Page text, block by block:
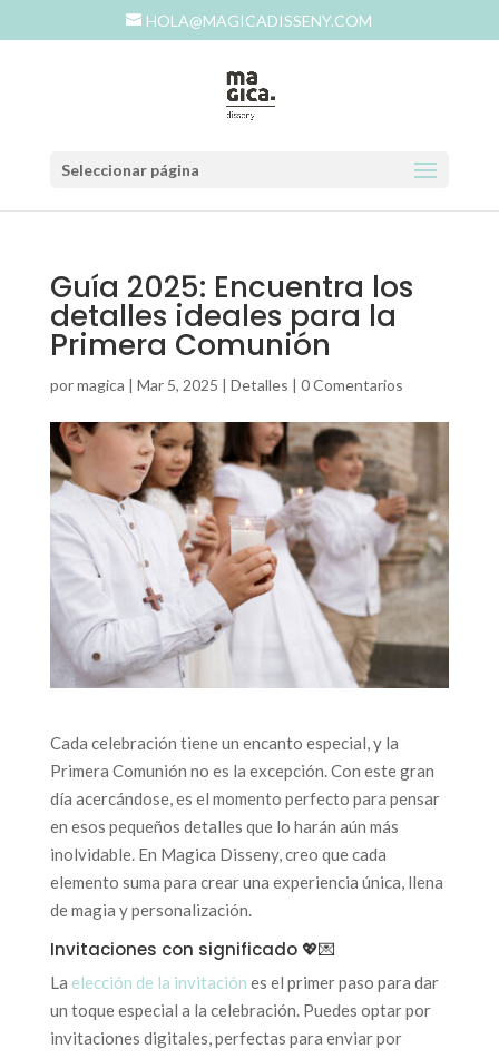
HOLA@MAGICADISSENY.COM
Seleccionar página
Guía 2025: Encuentra los
detalles ideales para la
Primera Comunión
pormagica | Mar 5, 2025 | Detalles | 0 Comentarios
Cada celebración tiene un encanto especial, y la
Primera Comunión no es la excepción. Con este gran
día acercándose, es el momento perfecto para pensar
en esos pequeños detalles que lo harán aún más
inolvidable. En Magica Disseny, creo que cada
elemento suma para crear una experiencia única, llena
de magia y personalización.
Invitaciones con significado 💖💌
La elección de la invitación es el primer paso para dar
un toque especial a la celebración. Puedes optar por
invitaciones digitales, perfectas para enviar por